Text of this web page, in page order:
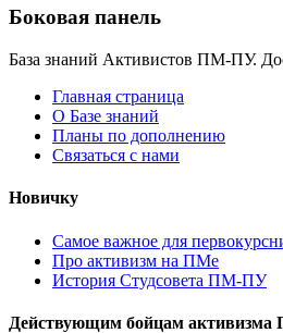
Боковая панель
База знаний Активистов ПМ-ПУ.
Главная страница
О Базе знаний
Планы по дополнению
Связаться с нами
Новичку
Самое важное для
Про активизм на ПМе
История Студсовета ПМ-ПУ
Действующим бойцам активизма